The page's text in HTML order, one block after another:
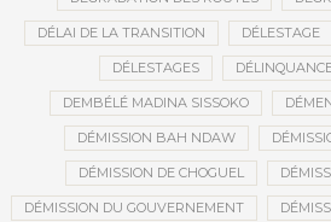
DÉLAI DE LA TRANSITION DÉLESTAGE
DÉLESTAGES
DEMBÉLÉ MADINA SISSOKO
DÉMISSION BAH NDAW
DÉMISSION DE CHOGUEL
DÉMISSION DU GOUVERNEMENT